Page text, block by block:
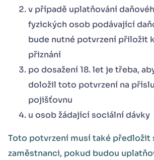
v případě uplatňování
fyzických osob podávající
bude nutné potvrzení přiložit
přiznání
po dosažení 18. let je třeba,
doložil toto potvrzení na
pojišťovnu
u osob žádající sociální dávky
Toto potvrzení musí také předložit
zaměstnanci, pokud budou